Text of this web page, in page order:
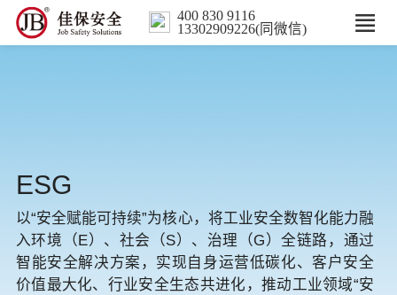
400 830 9116
13302909226(同微信)
数智解决方案
行业案例
培训
ESG
以“安全赋能可持续”为核心，将工业安全数智化能力融
入环境（E）、社会（S）、治理（G）全链路，通过
智能安全解决方案，实现自身运营低碳化、客户安全
价值最大化、行业安全生态共进化，推动工业领域“安